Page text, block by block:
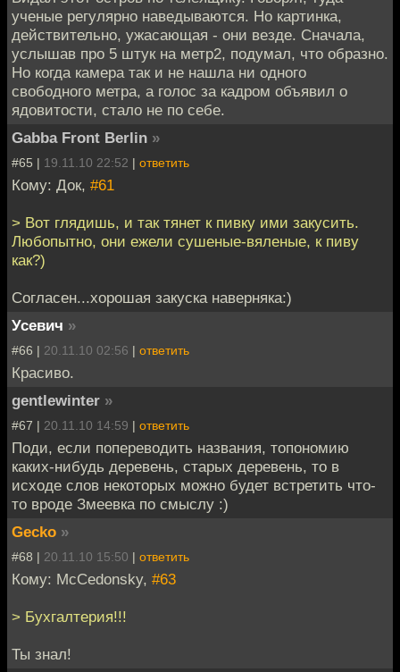
ученые регулярно наведываются. Но картинка,
действительно, ужасающая - они везде. Сначала,
услышав про 5 штук на метр2, подумал, что образно.
Но когда камера так и не нашла ни одного
свободного метра, а голос за кадром объявил о
ядовитости, стало не по себе.
Gabba Front Berlin »
#65 | 19.11.10 22:52 | ответить
Кому: Док, #61
> Вот глядишь, и так тянет к пивку ими закусить.
Любопытно, они ежели сушеные-вяленые, к пиву
как?)
Согласен...хорошая закуска наверняка:)
Усевич »
#66 | 20.11.10 02:56 | ответить
Красиво.
gentlewinter »
#67 | 20.11.10 14:59 | ответить
Поди, если попереводить названия, топономию
каких-нибудь деревень, старых деревень, то в
исходе слов некоторых можно будет встретить что-
то вроде Змеевка по смыслу :)
Gecko »
#68 | 20.11.10 15:50 | ответить
Кому: McCedonsky, #63
> Бухгалтерия!!!
Ты знал!